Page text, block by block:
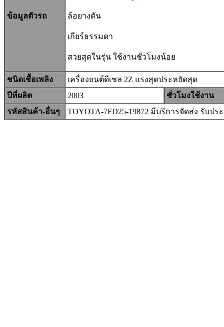
ข้อมูลตัวรถ ล้อยางตัน
เกียร์ธรรมดา
สวยสุดในรุ่น ใช้งานชั่วโมงน้อย
ชนิดเชื้อเพลิง เครื่องยนต์ดีเซล 2Z แรงสุดประหยัดสุด
ปีที่ผลิต
2003
ชั่วโมงใช้งาน
รหัสสินค้า-อื่นๆ
TOYOTA-7FD25-19872 มีบริการจัดส่ง รับป